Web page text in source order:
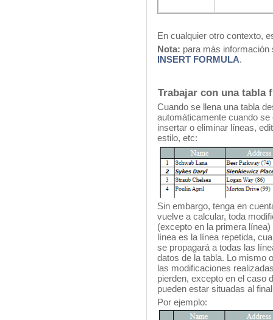
En cualquier otro contexto,
Nota: para más
INSERT FORMULA.
Trabajar con una tabla
Cuando se llena una tabla
automáticamente cuando
insertar o eliminar líneas,
estilo, etc:
Sin embargo, tenga en
vuelve a calcular, toda
(excepto en la primera
línea es la línea repetida,
se propagará a todas las
datos de la tabla. Lo mismo
las modificaciones
pierden, excepto en el caso
pueden estar situadas al
Por ejemplo: